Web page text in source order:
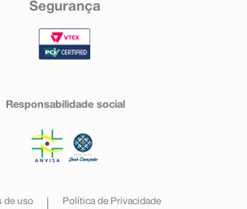
Segurança
Responsabilidade social
de uso Política de Privacidade